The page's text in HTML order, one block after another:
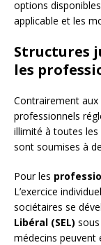
options
applicable et les
Structures
les
Contrairement
professionnels
illimité à toutes
sont soumises à
Pour les
L’exercice
sociétaires se
Libéral (SEL) sous
médecins peuvent